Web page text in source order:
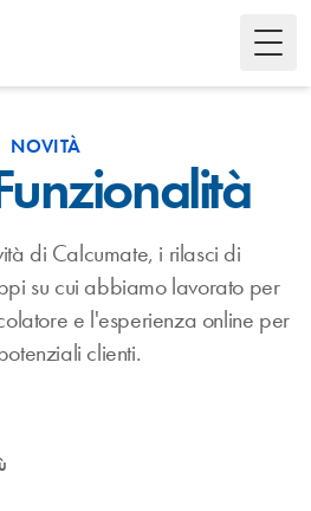
NOVITÀ
di Calcumate, i rilasci di
su cui abbiamo lavorato per
e l'esperienza online per
clienti.